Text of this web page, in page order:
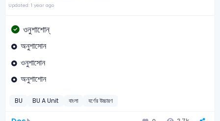
Updated: 1 year ago
ওনুশাশোন্
অনুশাসোন
ওনুশাসোন
অনুশাশোন
BU BU A Unit বাংলা বর্ণের উচ্চারণ